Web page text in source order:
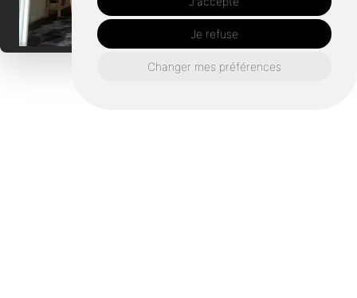
Je refuse
Changer mes préférences